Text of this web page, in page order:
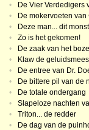
•
De Vier Verdedigers
•
De mokervoeten van
•
Deze man... dit
•
Zo is het gekomen!
•
De zaak van het
•
Klaw de
•
De entree van Dr.
•
De bittere pil van de
•
De totale ondergang
•
Slapeloze nachten
•
Triton... de redder
•
De dag van de